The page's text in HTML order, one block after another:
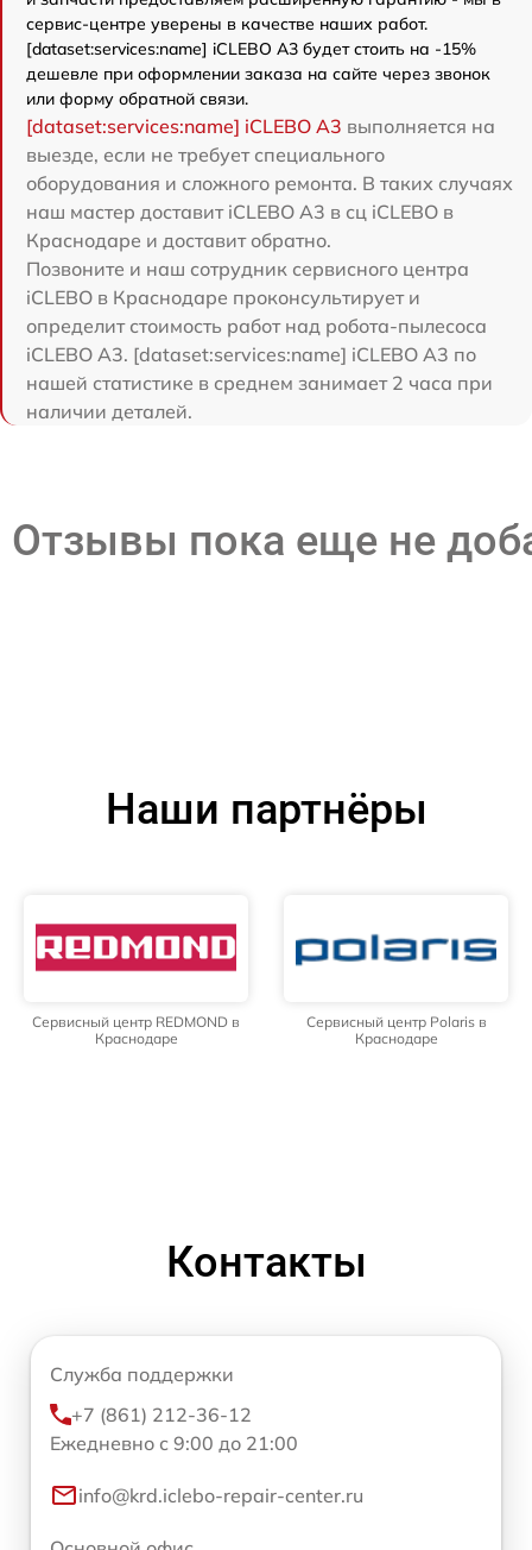
сервис-центре уверены в качестве наших работ.
[dataset:services:name] iCLEBO A3 будет стоить на -15%
дешевле при оформлении заказа на сайте через звонок
или форму обратной связи.
[dataset:services:name] iCLEBO A3 выполняется на
выезде, если не требует специального
оборудования и сложного ремонта. В таких случаях
наш мастер доставит iCLEBO A3 в сц iCLEBO в
Краснодаре и доставит обратно.
Позвоните и наш сотрудник сервисного центра
iCLEBO в Краснодаре проконсультирует и
определит стоимость работ над робота-пылесоса
iCLEBO A3. [dataset:services:name] iCLEBO A3 по
нашей статистике в среднем занимает 2 часа при
наличии деталей.
Отзывы пока еще не
Наши партнёры
Сервисный центр REDMOND в
Краснодаре
Сервисный центр Polaris в
Краснодаре
Контакты
Служба поддержки
+7 (861) 212-36-12
Ежедневно с 9:00 до 21:00
info@krd.iclebo-repair-center.ru